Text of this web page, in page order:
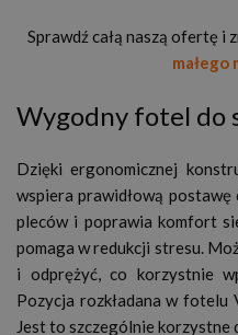
Sprawdź całą naszą ofertę i
małego
Wygodny fotel do
Dzięki ergonomicznej
wspiera prawidłową postawę
pleców i poprawia komfort
pomaga w redukcji stresu.
i odprężyć, co korzystnie
Pozycja rozkładana w fotelu
Jest to szczególnie korzystne